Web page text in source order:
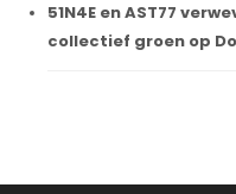
51N4E en AST77
collectief groen op